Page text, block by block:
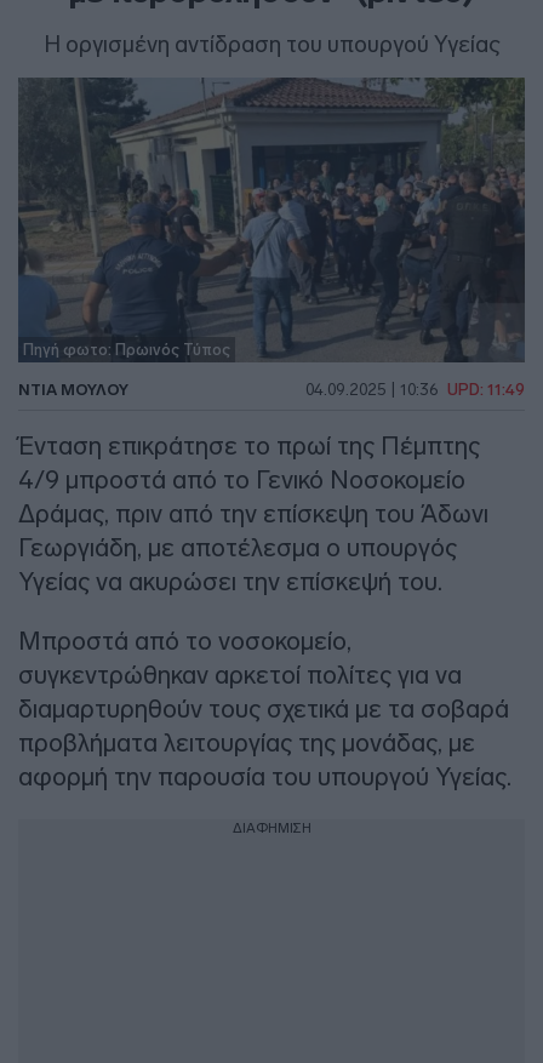
Η οργισμένη αντίδραση του υπουργού Υγείας
Πηγή φωτο: Πρωινός Τύπος
ΝΤΊΑ ΜΟΎΛΟΥ 04.09.2025 | 10:36 UPD: 11:49
Ένταση επικράτησε το πρωί της Πέμπτης
4/9 μπροστά από το Γενικό Νοσοκομείο
Δράμας, πριν από την επίσκεψη του Άδωνι
Γεωργιάδη, με αποτέλεσμα ο υπουργός
Υγείας να ακυρώσει την επίσκεψή του.
Μπροστά από το νοσοκομείο,
συγκεντρώθηκαν αρκετοί πολίτες για να
διαμαρτυρηθούν τους σχετικά με τα σοβαρά
προβλήματα λειτουργίας της μονάδας, με
αφορμή την παρουσία του υπουργού Υγείας.
ΔΙΑΦΗΜΙΣΗ